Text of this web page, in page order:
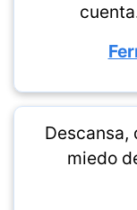
Descansa,
miedo